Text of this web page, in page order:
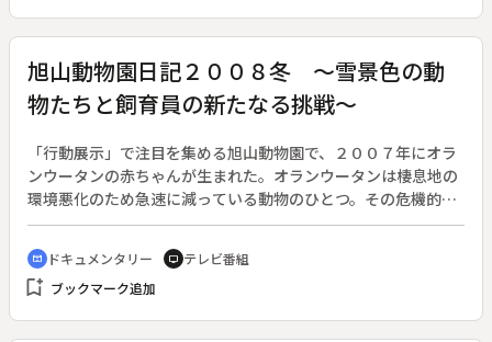
だが、裏路地で男に発砲される。ところが、中山が目を開くと
弾丸がスローモーションになっており、サッカーの審判団が現
れる。
旭山動物園日記２００８冬 ～雪景色の動
物たちと飼育員の新たなる挑戦～
「行動展示」で注目を集める旭山動物園で、２００７年にオラ
ンウータンの赤ちゃんが生まれた。オランウータンは棲息地の
環境悪化のため急速に減っている動物のひとつ。その危機的状
況を知ってもらおうと、坂東副園長が行ったボルネオへの視察
に同行。坂東氏とカメラが見たものを伝える。北海道テレビ開
局４０周年記念番組。◆年間入場者数３００万人を突破した北
海道旭川市の旭山動物園では、２００７年も新しい生命が次々
ランウータンはアジアのジャングルに棲むが、近年のエコブー
cinematic_blur ドキュメンタリー tv テレビ番組
bookmark_add ブックマーク追加